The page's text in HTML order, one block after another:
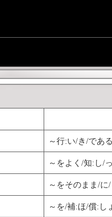
～行:い/き/であ
～をよく/知:し/
～をそのまま/に
～を/補:ほ/償:し